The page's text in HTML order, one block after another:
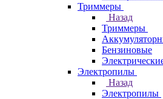
Триммеры
Назад
Триммеры
Бензиновые
Электропилы
Назад
Электропилы